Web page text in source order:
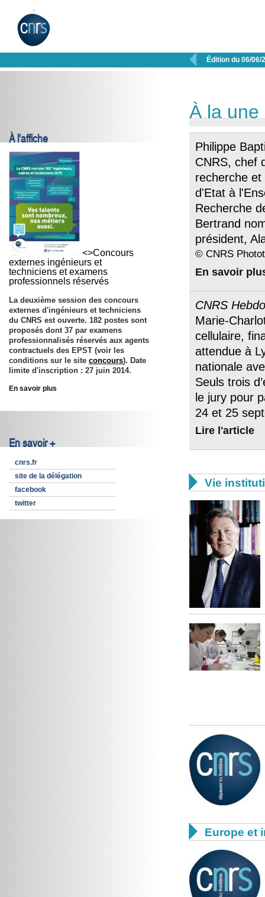
 Édition du 06/06/
À l'affiche
<>Concours
externes ingénieurs et
techniciens et examens
professionnels réservés
La deuxième session des concours
externes d'ingénieurs et techniciens
du CNRS est ouverte. 182 postes sont
proposés dont 37 par examens
professionnalisés réservés aux agents
contractuels des EPST (voir les
conditions sur le site concours). Date
limite d'inscription : 27 juin 2014.
En savoir plus
En savoir +
cnrs.fr
site de la délégation
facebook
twitter
À la une
Philippe
CNRS, chef
recherche
d'Etat à
Recherche
Bertrand
président,
© CNRS
En savoir
CNRS Hebdo
Marie-
cellulaire,
attendue à
nationale
Seuls trois
le jury pour
24 et 25
Lire l'article
 Vie
 Europe et